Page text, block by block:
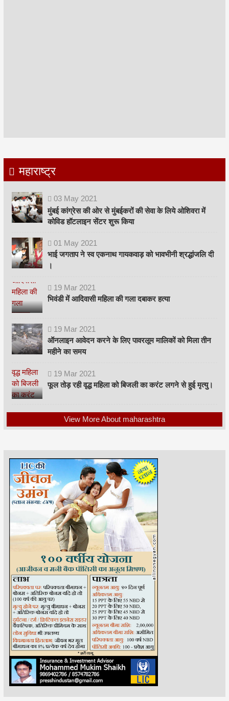
महाराष्ट्र
03 May 2021
मुंबई कांग्रेस की ओर से मुंबईकरों की सेवा के लिये ओशिवरा में
कोविड हॉटलाइन सेंटर शुरू किया
01 May 2021
भाई जगताप ने स्व एकनाथ गायकवाड़ को भावभीनी श्रद्धांजलि दी
।
19 Mar 2021
भिवंडी में आदिवासी महिला की गला दबाकर हत्या
19 Mar 2021
ऑनलाइन आवेदन करने के लिए पावरलूम मालिकों को मिला तीन
महीने का समय
19 Mar 2021
फूल तोड़ रही वृद्ध महिला को बिजली का करंट लगने से हुई मृत्यु।
View More About maharashtra